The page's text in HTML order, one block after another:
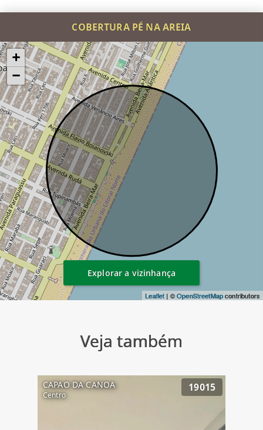
COBERTURA PÉ NA AREIA
+
−
Leaflet | ©OpenStreetMapcontributors
Explorar a vizinhança
Veja também
CAPAO DA CANOA
Centro
19015